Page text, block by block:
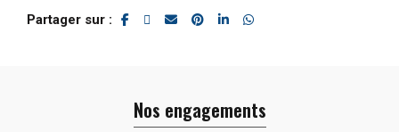
Partager sur
Nos engagements